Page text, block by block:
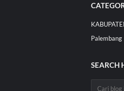
Palembang
SEARCH